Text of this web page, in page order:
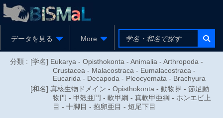
データを見る More
分類 : [学名] Eukarya - Opisthokonta - Animalia - Arthropoda -
Crustacea - Malacostraca - Eumalacostraca -
Eucarida - Decapoda - Pleocyemata - Brachyura
[和名] 真核生物ドメイン - Opisthokonta - 動物界 - 節足動
物門 - 甲殻亜門 - 軟甲綱 - 真軟甲亜綱 - ホンエビ上
目 - 十脚目 - 抱卵亜目 - 短尾下目